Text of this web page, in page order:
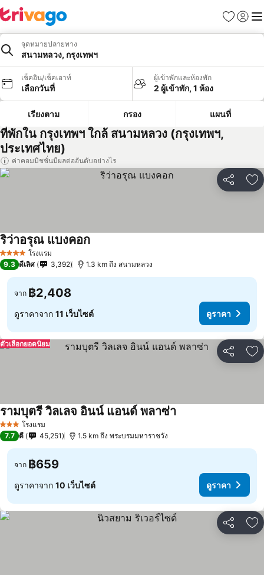
รายการโป
เข้าสู่ร
เมนู
จุดหมายปลายทาง
สนามหลวง, กรุงเทพฯ
เช็คอิน/เช็คเอาท์
เลือกวันที่
ผู้เข้าพักและห้องพัก
2 ผู้เข้าพัก, 1 ห้อง
เรียงตาม กรอง แผนที่
ที่พักใน กรุงเทพฯ ใกล้ สนามหลวง (กรุงเทพฯ,
ประเทศไทย)
ค่าคอมมิชชั่นมีผลต่ออันดับอย่างไร
แชร์ เ
4 ดาว โรงแรม
ริว่าอรุณ แบงคอก
9.3 ดีเลิศ 3,392 1.3 km ถึง สนามหลวง
จาก ฿2,408
ดูราคาจาก 11 เว็บไซต์ ดูราคา
แชร์ เ
ตัวเลือกยอดนิยม
3 ดาว โรงแรม
รามบุตรี วิลเลจ อินน์ แอนด์ พลาซ่า
7.7 ดี 45,251 1.5 km ถึง พระบรมมหาราชวัง
จาก ฿659
ดูราคาจาก 10 เว็บไซต์ ดูราคา
แชร์ เ